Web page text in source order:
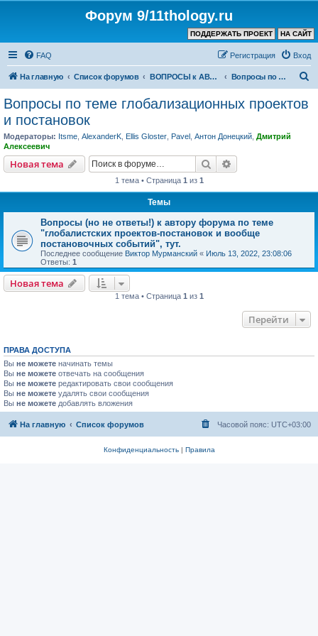
Форум 9/11thology.ru
НА САЙТ
ПОДДЕРЖАТЬ ПРОЕКТ
FAQ Вход
Регистрация
На главную Список форумов ВОПРОСЫ к АВТОРУ КАНАЛА и ХОЗЯИНУ ФОРУМА Вопросы по теме глобализационных проектов и постановок
Вопросы по теме глобализационных проектов
и постановок
Модераторы: Itsme AlexanderK Ellis Gloster Pavel Антон Донецкий Дмитрий
Алексеевич
Новая тема Поиск
1 тема • Страница 1 из 1
Темы
Вопросы (но не ответы!) к автору форума по теме
"глобалистских проектов-постановок и вообще
постановочных событий", тут.
Последнее сообщение Виктор Мурманский « Июль 13, 2022, 23:08:06
Ответы: 1
Новая тема
1 тема • Страница 1 из 1
Перейти
ПРАВА ДОСТУПА
Вы не можете начинать темы
Вы не можете отвечать на сообщения
Вы не можете редактировать свои сообщения
Вы не можете удалять свои сообщения
Вы не можете добавлять вложения
На главную Список форумов Часовой пояс: UTC+03:00
Конфиденциальность| Правила